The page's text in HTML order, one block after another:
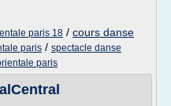
paris 18 / cours danse
paris / spectacle danse
paris